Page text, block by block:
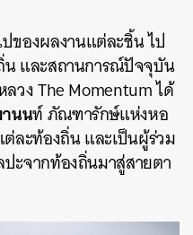
ของผลงานแต่ละชิ้น ไป
และสถานการณ์ปัจจุบัน
วง The Momentum ได้
นนท์ ภัณฑารักษ์แห่งหอ
ละท้องถิ่น และเป็นผู้ร่วม
ะจากท้องถิ่นมาสู่สายตา